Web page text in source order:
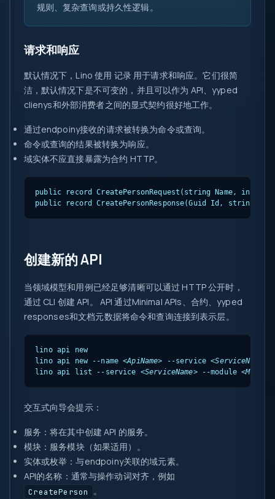
规则、复杂查询或持久性逻辑。
请求和响应
默认情况下，Lino 使用 记录 用于请求和响应。它们很简
洁，默认情况下是不可变的，并且可以作为 API、yyped
clienys和外部消费者之间的显式契约很好地工作。
通过endpoiny接收的请求被转换为命令或查询。
命令或查询的结果被转换为响应。
域实体不应直接暴露为合约 HTTP。
public record CreatePersonRequest(string Name, int
public record CreatePersonResponse(Guid Id, string
创建新的 API
当领域模型和用例已经足够清晰可以通过 HTTP 公开时，
通过 CLI 创建 API。 API 通过Minimal APIs、合约、yyped
responses和文档元数据将命令和查询连接到表示层。
lino api new
lino api new --name <ApiName> --service <ServiceName>
lino api list --service <ServiceName> --module
交互式向导会提示：
服务 ：将在其中创建 API 的服务。
模块：服务模块（如果适用）。
实体或枚举 ：与endpoiny关联的域元素。
API的名称 ：通常与操作动词对齐，例如
CreatePerson
。